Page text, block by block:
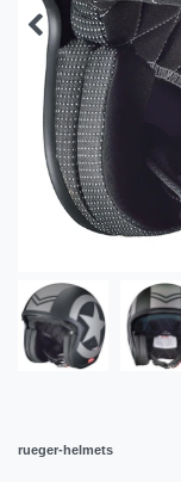
rueger-helmets